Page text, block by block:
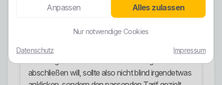
verbunden.
Marketing. Gleichzeitig sollte man trotzdem sauber
unterscheiden. Entscheidend bleibt immer der
konkret gewählte Tarif. Wer bewusst grün
abschließen will, sollte also nicht blind irgendetwas
Anpassen Alles zulassen
Nur notwendige Cookies
Datenschutz Impressum